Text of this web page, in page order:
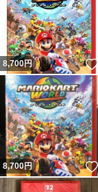
8,700円
8,700円